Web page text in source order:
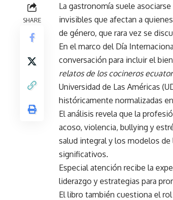
SHARE
La gastronomía suele
invisibles que afectan a
de género, que rara vez se
En el marco del Día
conversación para incluir el
relatos de los cocineros
Universidad de Las Américas
históricamente normalizadas
El análisis revela que la
acoso, violencia, bullying y
salud integral y los modelos
significativos.
Especial atención recibe la
liderazgo y estrategias para
El libro también cuestiona el